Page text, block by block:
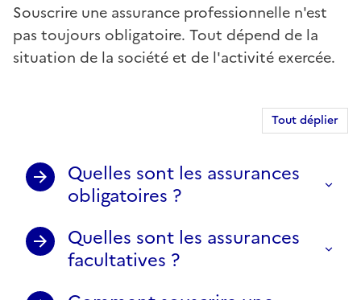
Souscrire une assurance professionnelle n'est
pas toujours obligatoire. Tout dépend de la
situation de la société et de l'activité exercée.
Tout déplier
Quelles sont les assurances
obligatoires ?
Quelles sont les assurances
facultatives ?